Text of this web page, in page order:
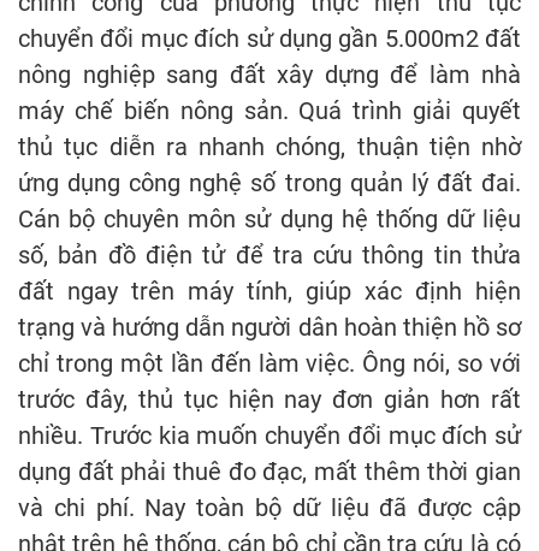
chuyển đổi mục đích sử dụng gần 5.000m2 đất
nông nghiệp sang đất xây dựng để làm nhà
máy chế biến nông sản. Quá trình giải quyết
thủ tục diễn ra nhanh chóng, thuận tiện nhờ
ứng dụng công nghệ số trong quản lý đất đai.
Cán bộ chuyên môn sử dụng hệ thống dữ liệu
số, bản đồ điện tử để tra cứu thông tin thửa
đất ngay trên máy tính, giúp xác định hiện
trạng và hướng dẫn người dân hoàn thiện hồ sơ
chỉ trong một lần đến làm việc. Ông nói, so với
trước đây, thủ tục hiện nay đơn giản hơn rất
nhiều. Trước kia muốn chuyển đổi mục đích sử
dụng đất phải thuê đo đạc, mất thêm thời gian
và chi phí. Nay toàn bộ dữ liệu đã được cập
nhật trên hệ thống, cán bộ chỉ cần tra cứu là có